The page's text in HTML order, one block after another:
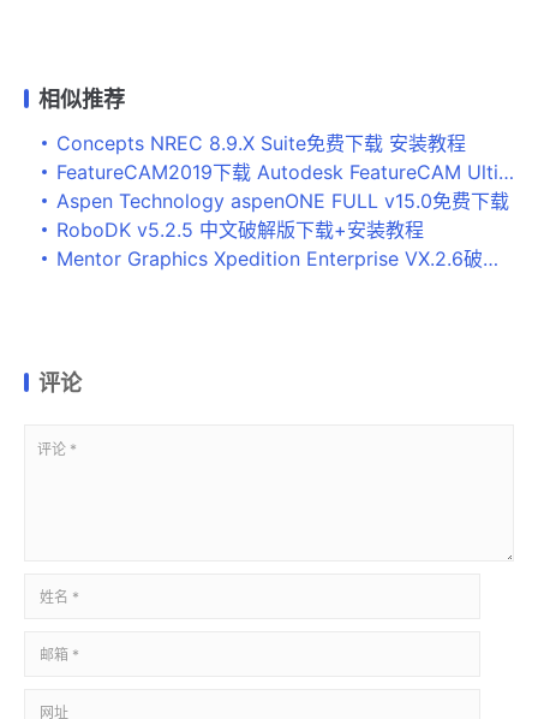
相似推荐
Concepts NREC 8.9.X Suite免费下载 安装教程
FeatureCAM2019下载 Autodesk FeatureCAM Ultimate 2019.0.0.359软件安装教程
Aspen Technology aspenONE FULL v15.0免费下载
RoboDK v5.2.5 中文破解版下载+安装教程
Mentor Graphics Xpedition Enterprise VX.2.6破解版下载(激活教程+激活文件)
评论